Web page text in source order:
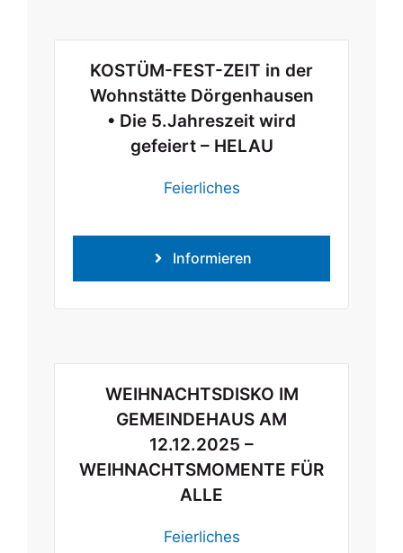
KOSTÜM-FEST-ZEIT in der
Wohnstätte Dörgenhausen
• Die 5.Jahreszeit wird
gefeiert – HELAU
Feierliches
Informieren
WEIHNACHTSDISKO IM
GEMEINDEHAUS AM
12.12.2025 –
WEIHNACHTSMOMENTE FÜR
ALLE
Feierliches